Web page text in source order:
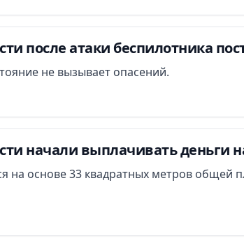
после атаки беспилотника
не вызывает опасений.
начали выплачивать деньги
на основе 33 квадратных метров